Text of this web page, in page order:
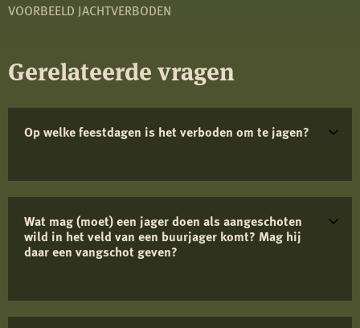
VOORBEELD JACHTVERBODEN
Gerelateerde vragen
Op welke feestdagen is het verboden om te jagen?
Wat mag (moet) een jager doen als aangeschoten
wild in het veld van een buurjager komt? Mag hij
daar een vangschot geven?